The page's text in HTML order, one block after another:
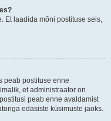
Et laadida mõni postituse seis,
peab postituse enne
et administraator on
peab enne avaldamist
edasiste küsimuste jaoks.